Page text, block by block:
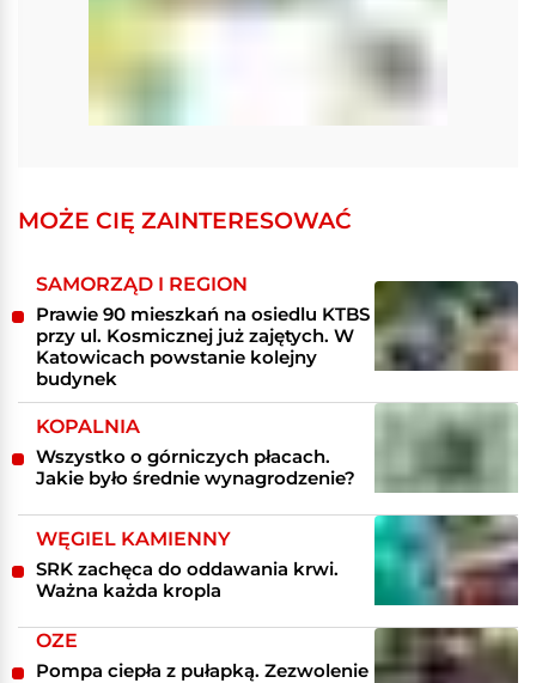
MOŻE CIĘ ZAINTERESOWAĆ
SAMORZĄD I REGION
Prawie 90 mieszkań na osiedlu KTBS
przy ul. Kosmicznej już zajętych. W
Katowicach powstanie kolejny
budynek
KOPALNIA
Wszystko o górniczych płacach.
Jakie było średnie wynagrodzenie?
WĘGIEL KAMIENNY
SRK zachęca do oddawania krwi.
Ważna każda kropla
OZE
Pompa ciepła z pułapką. Zezwolenie